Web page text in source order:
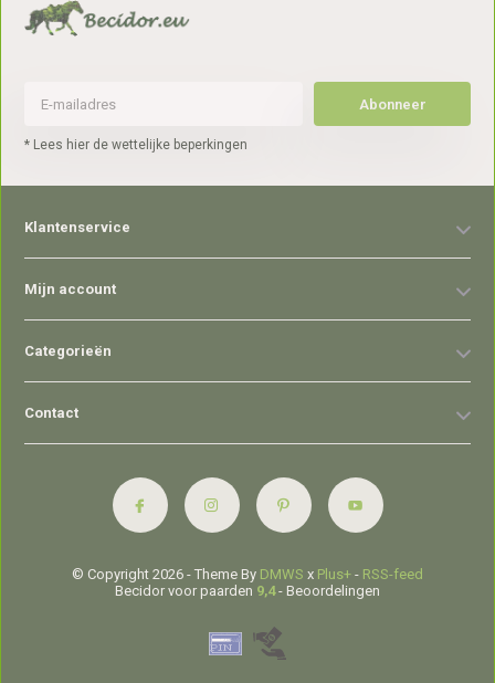
Abonneer
* Lees hier de wettelijke beperkingen
Klantenservice
Mijn account
Categorieën
Contact
© Copyright 2026 - Theme By DMWS x Plus+ - RSS-feed
Becidor voor paarden 9,4- Beoordelingen